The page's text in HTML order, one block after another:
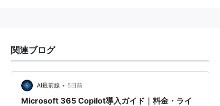
関連ブログ
AI最前線 • 5日前
Microsoft 365 Copilot導入ガイド｜料金・ライ